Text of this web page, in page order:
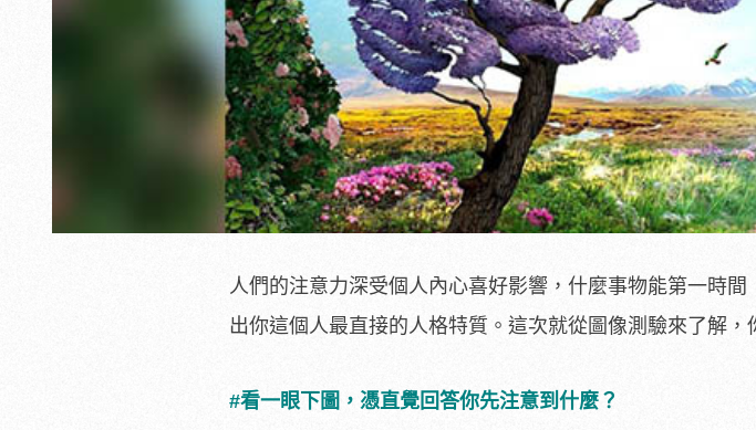
人們的注意力深受個人內心喜好影響，什麼事物能第一時
出你這個人最直接的人格特質。這次就從圖像測驗來了解，
#看一眼下圖，憑直覺回答你先注意到什麼？